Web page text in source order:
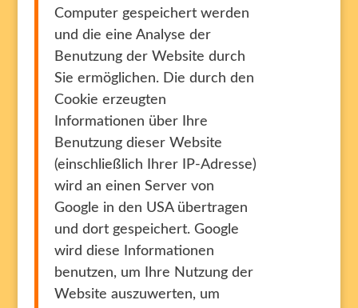
Computer gespeichert werden
und die eine Analyse der
Benutzung der Website durch
Sie ermöglichen. Die durch den
Cookie erzeugten
Informationen über Ihre
Benutzung dieser Website
(einschließlich Ihrer IP-Adresse)
wird an einen Server von
Google in den USA übertragen
und dort gespeichert. Google
wird diese Informationen
benutzen, um Ihre Nutzung der
Website auszuwerten, um